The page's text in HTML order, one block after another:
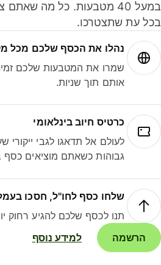
במעל 40 מטבעות. כל מה שאתם
עת שתצטרכו.
נהלו את הכסף שלכם מכל
שמרו את המטבעות שלכם
אותם תוך שניות.
כרטיס חיוב בינלאומי
לעולם אל תדאגו לגבי ייקורי
גבוהות כשאתם מוציאים כסף
שלחו כסף לחו"ל, חסכו
תנו לכסף שלכם להגיע רחוק
הרשמה
למידע נוסף